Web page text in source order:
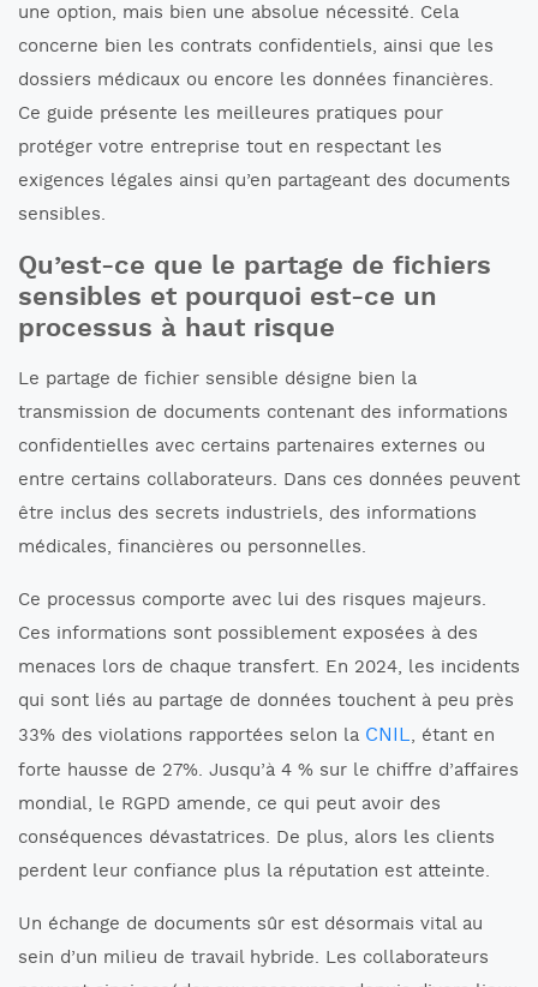
une option, mais bien une absolue nécessité. Cela
concerne bien les contrats confidentiels, ainsi que les
dossiers médicaux ou encore les données financières.
Ce guide présente les meilleures pratiques pour
protéger votre entreprise tout en respectant les
exigences légales ainsi qu’en partageant des documents
sensibles.
Qu’est-ce que le partage de fichiers
sensibles et pourquoi est-ce un
processus à haut risque
Le partage de fichier sensible désigne bien la
transmission de documents contenant des informations
confidentielles avec certains partenaires externes ou
entre certains collaborateurs. Dans ces données peuvent
être inclus des secrets industriels, des informations
médicales, financières ou personnelles.
Ce processus comporte avec lui des risques majeurs.
Ces informations sont possiblement exposées à des
menaces lors de chaque transfert. En 2024, les incidents
qui sont liés au partage de données touchent à peu près
33% des violations rapportées selon la CNIL, étant en
forte hausse de 27%. Jusqu’à 4 % sur le chiffre d’affaires
mondial, le RGPD amende, ce qui peut avoir des
conséquences dévastatrices. De plus, alors les clients
perdent leur confiance plus la réputation est atteinte.
Un échange de documents sûr est désormais vital au
sein d’un milieu de travail hybride. Les collaborateurs